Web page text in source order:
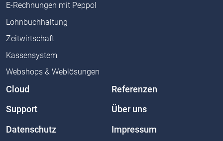
E-Rechnungen mit Peppol
Lohnbuchhaltung
Zeitwirtschaft
Kassensystem
Webshops & Weblösungen
Cloud Referenzen
Support Über uns
Datenschutz Impressum